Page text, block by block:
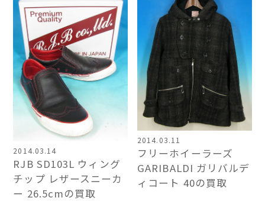
2014.03.14
RJB SD103L ウィング
チップ レザースニーカ
ー 26.5cmの買取
2014.03.11
フリーホイーラーズ
GARIBALDI ガリバルデ
ィコート 40の買取